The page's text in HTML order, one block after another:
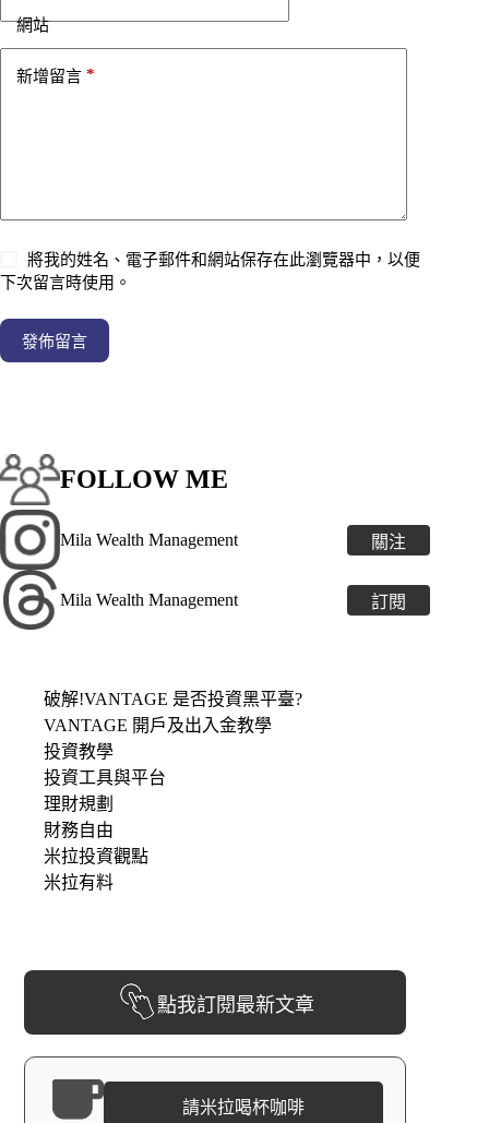
網站
新增留言 *
將我的姓名、電子郵件和網站保存在此瀏覽器中，以便
下次留言時使用。
發佈留言
FOLLOW ME
Mila Wealth Management 關注
Mila Wealth Management 訂閱
破解!VANTAGE 是否投資黑平臺?
VANTAGE 開戶及出入金教學
投資教學
投資工具與平台
理財規劃
財務自由
米拉投資觀點
米拉有料
點我訂閱最新文章
請米拉喝杯咖啡